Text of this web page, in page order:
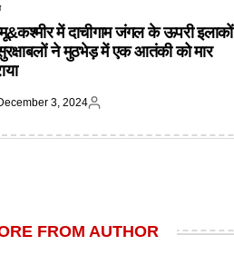
में दाचीगाम जंगल के ऊपरी इलाकों
ने मुठभेड़ में एक आतंकी को मार
3, 2024
Posted
FROM AUTHOR